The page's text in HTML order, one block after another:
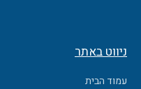
ניווט באתר
עמוד הבית